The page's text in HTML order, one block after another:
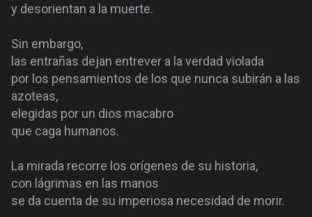
y desorientan a la muerte.
Sin embargo,
las entrañas dejan entrever a la verdad violada
por los pensamientos de los que nunca subirán a las
azoteas,
elegidas por un dios macabro
que caga humanos.
La mirada recorre los orígenes de su historia,
con lágrimas en las manos
se da cuenta de su imperiosa necesidad de morir.